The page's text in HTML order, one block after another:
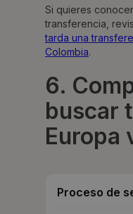
Si quieres
transferencia,
tarda una
Colombia.
6.
buscar
Europa
Proceso de